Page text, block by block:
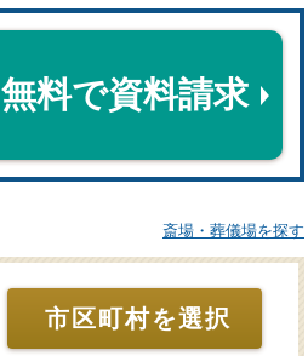
無料で資料請求
斎場・葬儀場を探す
市区町村を選択